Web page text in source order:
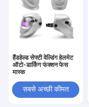
हैंडहेल्ड सेफ्टी वेल्डिंग हेलमेट
ऑटो-डार्किंग फंक्शन फेस
मास्क
सबसे अच्छी कीमत